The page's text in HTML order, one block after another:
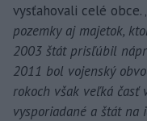
vysťahovali celé obce.
pozemky aj majetok,
2003 štát prisľúbil
2011 bol vojenský
rokoch však veľká časť
vysporiadané a štát na